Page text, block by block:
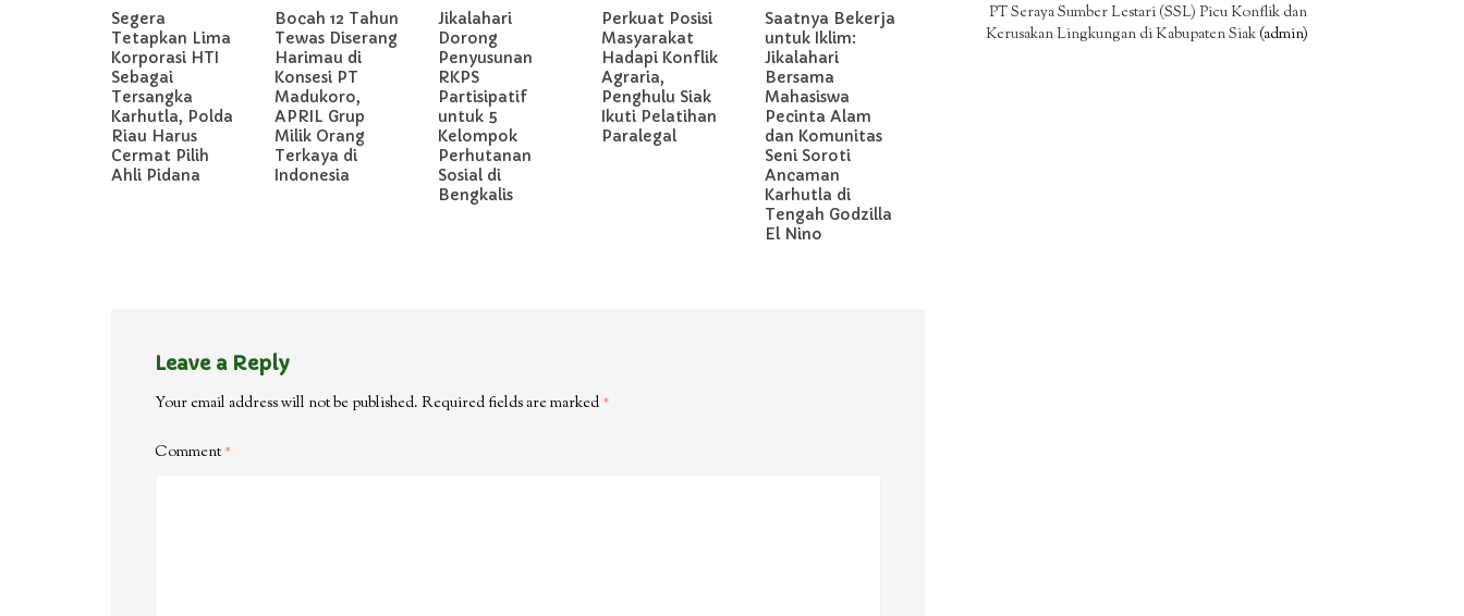
Segera
Tetapkan Lima
Korporasi HTI
Sebagai
Tersangka
Karhutla, Polda
Riau Harus
Cermat Pilih
Ahli Pidana
Bocah 12 Tahun
Tewas Diserang
Harimau di
Konsesi PT
Madukoro,
APRIL Grup
Milik Orang
Terkaya di
Indonesia
Jikalahari
Dorong
Penyusunan
RKPS
Partisipatif
untuk 5
Kelompok
Perhutanan
Sosial di
Bengkalis
Perkuat Posisi
Masyarakat
Hadapi Konflik
Agraria,
Penghulu Siak
Ikuti Pelatihan
Paralegal
Saatnya Bekerja
untuk Iklim:
Jikalahari
Bersama
Mahasiswa
Pecinta Alam
dan Komunitas
Seni Soroti
Ancaman
Karhutla di
Tengah Godzilla
El Nino
Leave a Reply
Your email address will not be published. Required fields are marked *
Comment*
PT Seraya Sumber Lestari (SSL) Picu Konflik dan
Kerusakan Lingkungan di Kabupaten Siak(admin)